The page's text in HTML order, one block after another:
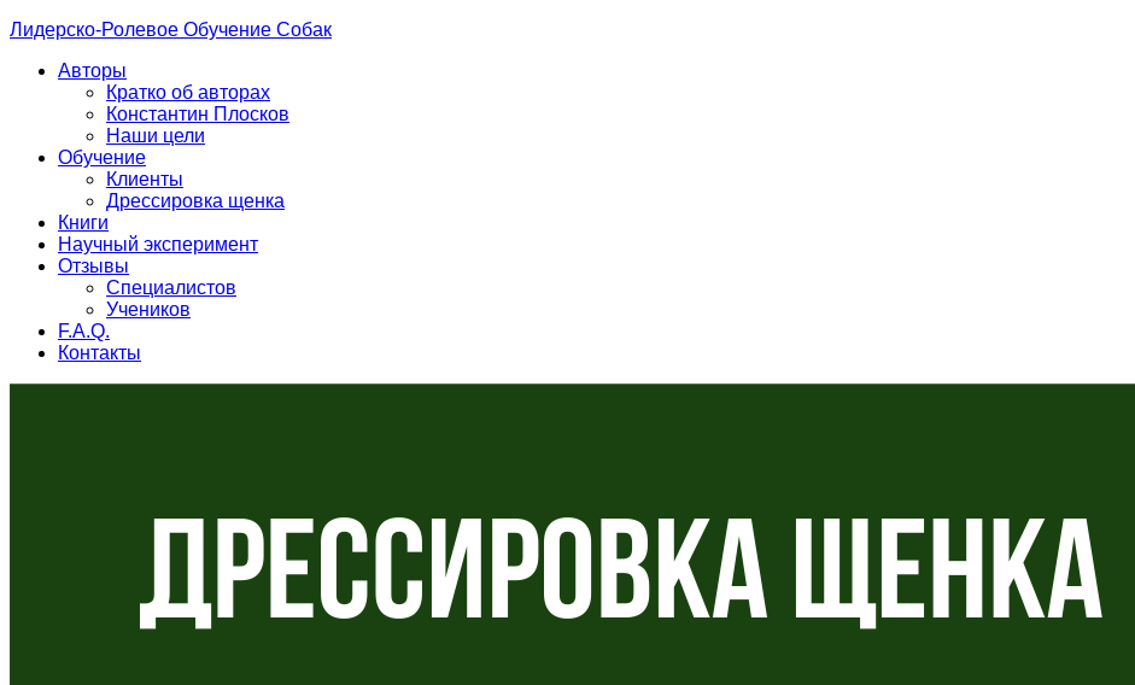
Лидерско-Ролевое Обучение Собак
Авторы
Кратко об авторах
Константин Плосков
Наши цели
Обучение
Клиенты
Дрессировка щенка
Книги
Научный эксперимент
Отзывы
Специалистов
Учеников
F.A.Q.
Контакты